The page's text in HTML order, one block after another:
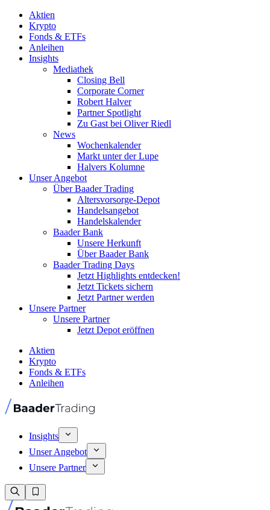
Aktien
Krypto
Fonds & ETFs
Anleihen
Insights
Mediathek
Closing Bell
Corporate Corner
Robert Halver
Partner Spotlight
Zu Gast bei Oliver Riedl
News
Wochenkalender
Markt unter der Lupe
Halvers Kolumne
Unser Angebot
Über Baader Trading
Altersvorsorge-Depot
Handelsangebot
Handelskalender
Baader Bank
Unsere Herkunft
Über Baader Bank
Baader Trading Days
Jetzt Highlights entdecken!
Jetzt Tickets sichern
Jetzt Partner werden
Unsere Partner
Unsere Partner
Jetzt Depot eröffnen
Aktien
Krypto
Fonds & ETFs
Anleihen
Insights
Unser Angebot
Unsere Partner